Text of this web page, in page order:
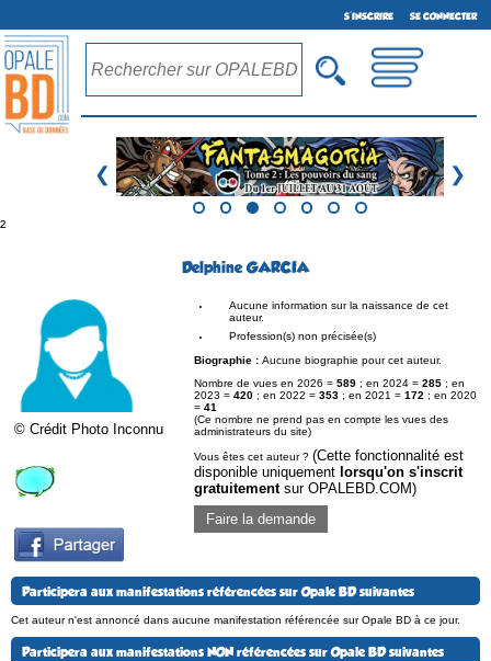
S'INSCRIRE SE CONNECTER
❮ ❯
²
Delphine GARCIA
© Crédit Photo Inconnu
Aucune information sur la naissance de cet
auteur.
Profession(s) non précisée(s)
Biographie : Aucune biographie pour cet auteur.
Nombre de vues en 2026 = 589 ; en 2024 = 285 ; en
2023 = 420 ; en 2022 = 353 ; en 2021 = 172 ; en 2020
= 41
(Ce nombre ne prend pas en compte les vues des
administrateurs du site)
Vous êtes cet auteur ? (Cette fonctionnalité est
disponible uniquement lorsqu'on s'inscrit
gratuitementsur OPALEBD.COM)
Faire la demande
Participera aux manifestations référencées sur Opale BD suivantes
Cet auteur n'est annoncé dans aucune manifestation référencée sur Opale BD à ce jour.
Participera aux manifestations NON référencées sur Opale BD suivantes